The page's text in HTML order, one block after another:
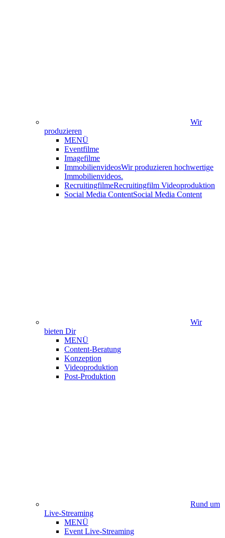
Wir
produzieren
MENÜ
Eventfilme
Imagefilme
ImmobilienvideosWir produzieren hochwertige
Immobilienvideos.
RecruitingfilmeRecruitingfilm Videoproduktion
Social Media ContentSocial Media Content
Wir
bieten Dir
MENÜ
Content-Beratung
Konzeption
Videoproduktion
Post-Produktion
Rund um
Live-Streaming
MENÜ
Event Live-Streaming